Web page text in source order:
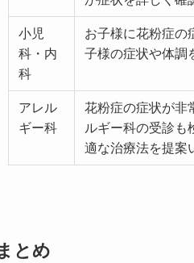
小児
科・内
科
お子様に花粉症の
子様の症状や体調
アレル
ギー科
花粉症の症状が非
ルギー科の受診も
適な治療法を提案
とめ